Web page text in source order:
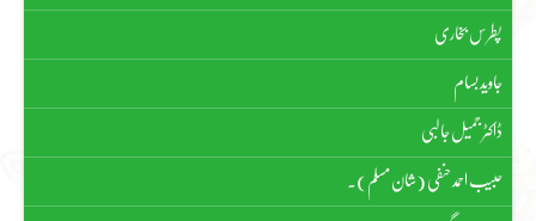
پطرس بخاری
جاوید بسام
ڈاکٹر جمیل جالبی
حبیب احمد حنفی (شان مسلم)۔